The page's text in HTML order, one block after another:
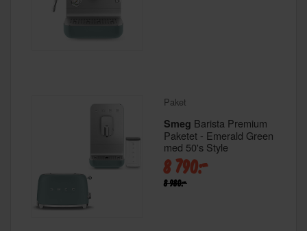
Paket
Smeg Barista Premium
Paketet - Emerald Green
med 50's Style
8 790:-
8 980:-